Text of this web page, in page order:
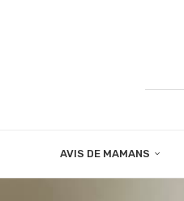
AVIS DE MAMANS